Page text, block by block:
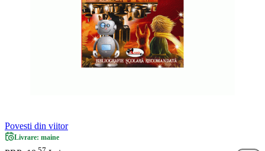
Povesti din viitor
Livrare: maine